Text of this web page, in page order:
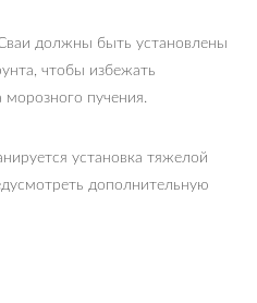
должны быть установлены
чтобы избежать
пучения.
установка тяжелой
дополнительную